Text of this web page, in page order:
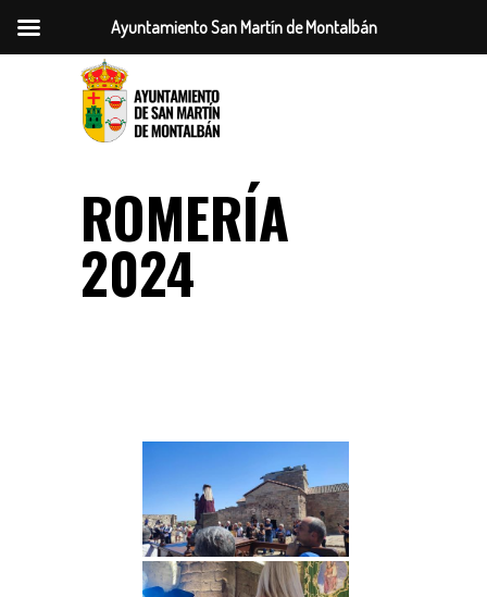
ROMERÍA
2024
Ayuntamiento San Martín de Montalbán